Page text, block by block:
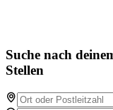
Suche nach
Stellen